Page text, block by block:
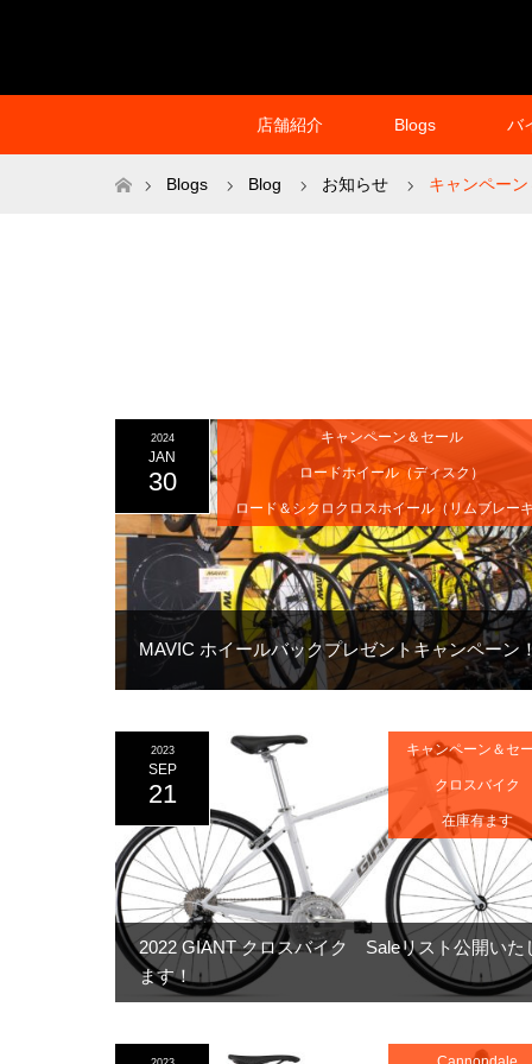
店舗紹介 Blogs バ
ホームBlogs Blog お知らせ キャンペー
MAVIC ホイールバックプレゼントキャンペーン
2024
JAN
30
キャンペーン＆セール
ロードホイール（ディスク）
ロード＆シクロクロスホイール（リムブレー
2022 GIANT クロスバイク Saleリスト公開いた
ます！
2023
SEP
21
キャンペーン＆セ
クロスバイク
在庫有ます